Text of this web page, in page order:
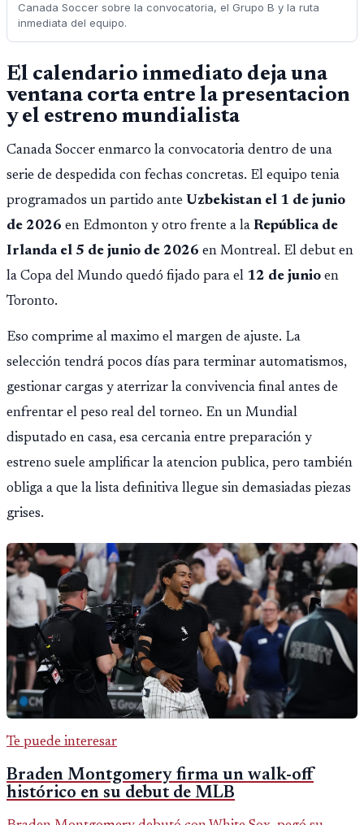
Canada Soccer sobre la convocatoria, el Grupo B y la ruta
inmediata del equipo.
El calendario inmediato deja una
ventana corta entre la presentacion
y el estreno mundialista
Canada Soccer enmarco la convocatoria dentro de una
serie de despedida con fechas concretas. El equipo tenia
programados un partido ante Uzbekistan el 1 de junio
de 2026 en Edmonton y otro frente a la República de
Irlanda el 5 de junio de 2026 en Montreal. El debut en
la Copa del Mundo quedó fijado para el 12 de junio en
Toronto.
Eso comprime al maximo el margen de ajuste. La
selección tendrá pocos días para terminar automatismos,
gestionar cargas y aterrizar la convivencia final antes de
enfrentar el peso real del torneo. En un Mundial
disputado en casa, esa cercania entre preparación y
estreno suele amplificar la atencion publica, pero también
obliga a que la lista definitiva llegue sin demasiadas piezas
grises.
Te puede interesar
Braden Montgomery firma un walk-off
histórico en su debut de MLB